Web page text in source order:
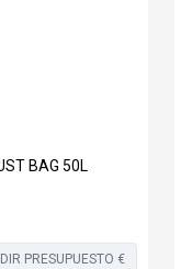
BAG 50L
PRESUPUESTO €